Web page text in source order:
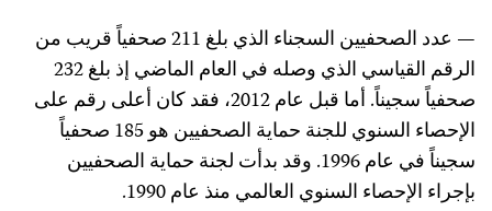
— عدد الصحفيين السجناء الذي بلغ 211 صحفياً قريب من
الرقم القياسي الذي وصله في العام الماضي إذ بلغ 232
صحفياً سجيناً. أما قبل عام 2012، فقد كان أعلى رقم على
الإحصاء السنوي للجنة حماية الصحفيين هو 185 صحفياً
سجيناً في عام 1996. وقد بدأت لجنة حماية الصحفيين
بإجراء الإحصاء السنوي العالمي منذ عام 1990.